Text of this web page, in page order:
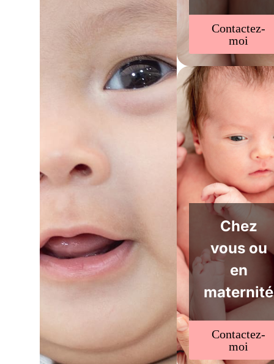
Contactez-
moi
Chez
vous ou
en
maternité
Contactez-
moi